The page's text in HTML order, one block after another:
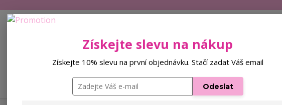
Kontakty Ochrana soukromí
Pomocné tekutiny Pomůcky k prodlužování řas
Získejte slevu na nákup
Získejte 10% slevu na první objednávku. Stačí zadat Váš email
Odeslat